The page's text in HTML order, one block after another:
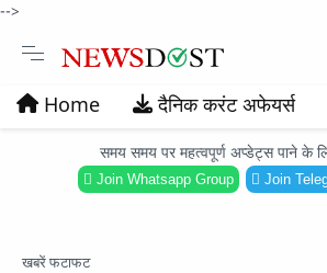
-->
Home दैनिक करंट अफेयर्स
समय समय पर महत्वपूर्ण अप्डेट्स पाने के
Join Whatsapp Group Join
खबरें फटाफट